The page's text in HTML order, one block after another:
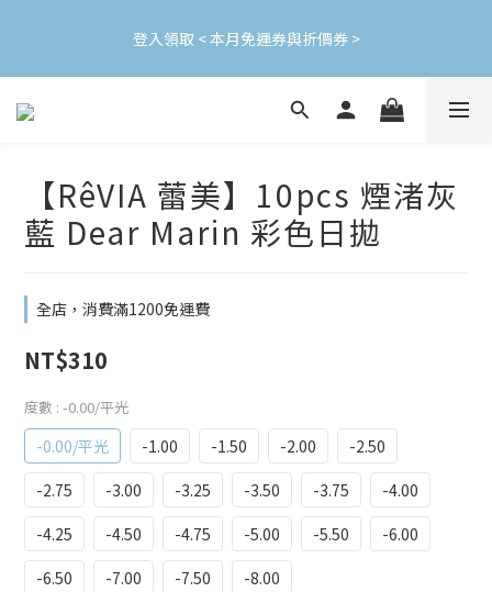
使用
登入領取 < 本月免運券與折價券 >
加入會員立即領$200購物金(效期30天) | 可與LINE新好友$50疊加
【RêVIA 蕾美】10pcs 煙渚灰
藍 Dear Marin 彩色日拋
全店，消費滿1200免運費
NT$310
度數 : -0.00/平光
-0.00/平光 -1.00 -1.50 -2.00
-2.50
-2.75
-3.00 -3.25 -3.50 -3.75
-4.00
-4.25
-4.50 -4.75 -5.00 -5.50
-6.00
-6.50
-7.00 -7.50 -8.00